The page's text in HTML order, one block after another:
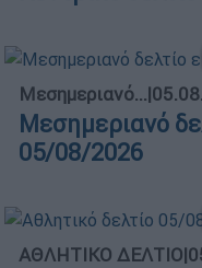
Μεσημεριανό...|
Μεσημεριανό
05/08/2026
ΑΘΛΗΤΙΚΟ ΔΕΛΤΙΟ|